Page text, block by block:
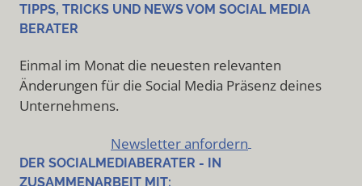
TIPPS, TRICKS UND NEWS VOM SOCIAL MEDIA
BERATER
Einmal im Monat die neuesten relevanten
Änderungen für die Social Media Präsenz deines
Unternehmens.
Newsletter anfordern
DER SOCIALMEDIABERATER - IN
ZUSAMMENARBEIT MIT: